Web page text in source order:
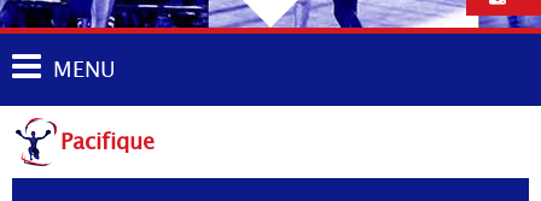
MENU
Pacifique